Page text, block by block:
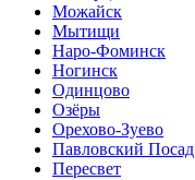
Можайск
Мытищи
Наро-Фоминск
Ногинск
Одинцово
Озёры
Орехово-Зуево
Павловский Посад
Пересвет